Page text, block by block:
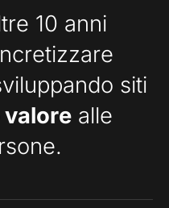
10 anni
siti
valore alle